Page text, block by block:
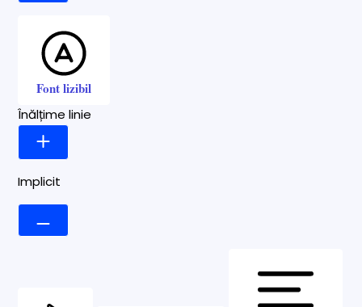
Font lizibil
Înălțime linie
Implicit